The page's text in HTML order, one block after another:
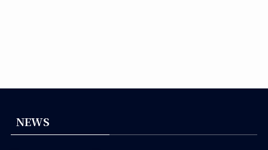
NEWS